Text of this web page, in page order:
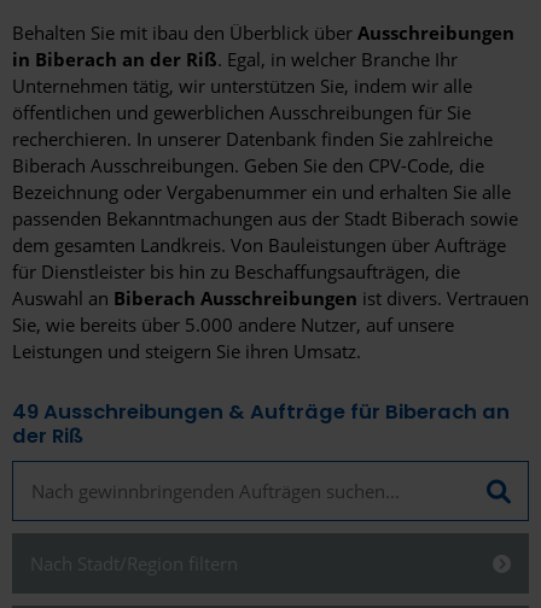
Behalten Sie mit ibau den Überblick über Ausschreibungen
in Biberach an der Riß. Egal, in welcher Branche Ihr
Unternehmen tätig, wir unterstützen Sie, indem wir alle
öffentlichen und gewerblichen Ausschreibungen für Sie
recherchieren. In unserer Datenbank finden Sie zahlreiche
Biberach Ausschreibungen. Geben Sie den CPV-Code, die
Bezeichnung oder Vergabenummer ein und erhalten Sie alle
passenden Bekanntmachungen aus der Stadt Biberach sowie
dem gesamten Landkreis. Von Bauleistungen über Aufträge
für Dienstleister bis hin zu Beschaffungsaufträgen, die
Auswahl an Biberach Ausschreibungen ist divers. Vertrauen
Sie, wie bereits über 5.000 andere Nutzer, auf unsere
Leistungen und steigern Sie ihren Umsatz.
49 Ausschreibungen & Aufträge für Biberach an
der Riß
Nach Stadt/Region filtern